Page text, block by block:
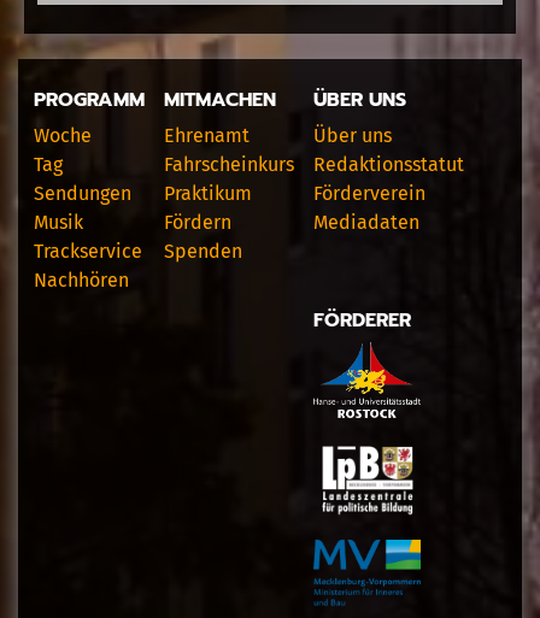
PROGRAMM
Woche
Tag
Sendungen
Musik
Trackservice
Nachhören
MITMACHEN
Ehrenamt
Fahrscheinkurs
Praktikum
Fördern
Spenden
ÜBER UNS
Über uns
Redaktionsstatut
Förderverein
Mediadaten
FÖRDERER